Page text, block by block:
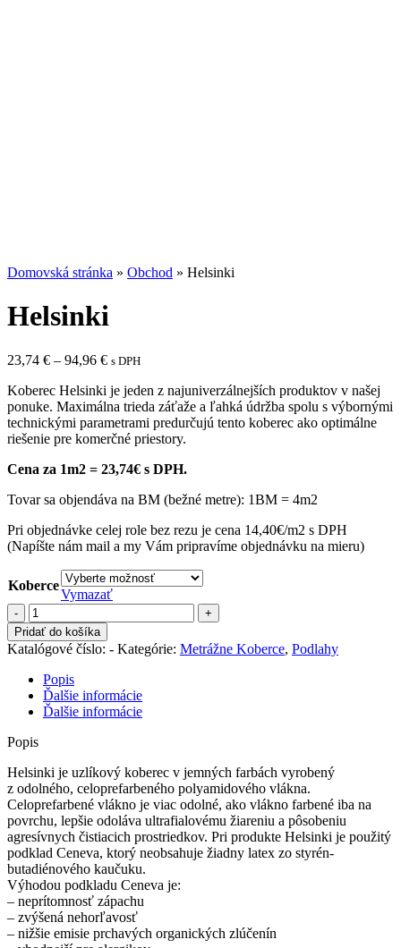
Domovská stránka » Obchod » Helsinki
Helsinki
23,74 € – 94,96 €Price
23,74 €
through
94,96 €
s DPH
Koberec Helsinki je jeden z najuniverzálnejších produktov v našej
ponuke. Maximálna trieda záťaže a ľahká údržba spolu s výbornými
technickými parametrami predurčujú tento koberec ako optimálne
riešenie pre komerčné priestory.
Cena za 1m2 = 23,74€ s DPH.
Tovar sa objendáva na BM (bežné metre): 1BM = 4m2
Pri objednávke celej role bez rezu je cena 14,40€/m2 s DPH
(Napíšte nám mail a my Vám pripravíme objednávku na mieru)
Koberce
Vymazať
množstvo
Helsinki
Pridať do košíka
Katalógové číslo: - Kategórie: Metrážne Koberce, Podlahy
Popis
Ďalšie informácie
Ďalšie informácie
Popis
Helsinki je uzlíkový koberec v jemných farbách vyrobený
z odolného, celoprefarbeného polyamidového vlákna.
Celoprefarbené vlákno je viac odolné, ako vlákno farbené iba na
povrchu, lepšie odoláva ultrafialovému žiareniu a pôsobeniu
agresívnych čistiacich prostriedkov. Pri produkte Helsinki je použitý
podklad Ceneva, ktorý neobsahuje žiadny latex zo styrén-
butadiénového kaučuku.
Výhodou podkladu Ceneva je:
– neprítomnosť zápachu
– zvýšená nehorľavosť
– nižšie emisie prchavých organických zlúčenín